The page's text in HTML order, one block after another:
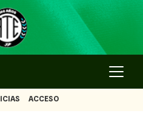
ACCESO